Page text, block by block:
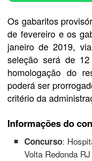
Os gabaritos
de fevereiro e os
janeiro de 2019,
seleção será de
homologação do
poderá ser
critério da
Informações do
Concurso:
Volta Redonda RJ